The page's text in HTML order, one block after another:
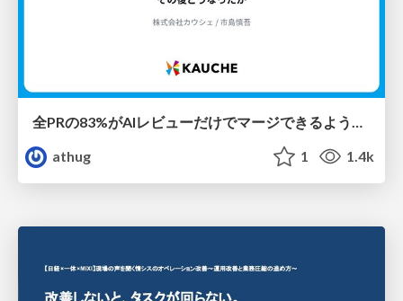
全PRの83%がAIレビューだけでマージできるようになった開発組織はその後どうなったか
athug
1 1.4k